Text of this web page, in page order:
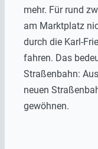
mehr. Für rund
am Marktplatz
durch die Karl-
fahren. Das
Straßenbahn:
neuen
gewöhnen.